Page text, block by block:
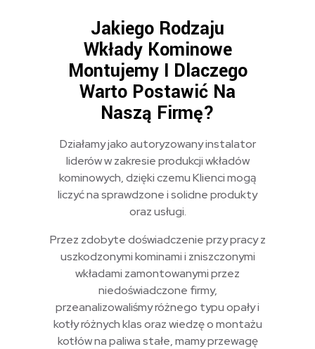
Jakiego Rodzaju
Wkłady Kominowe
Montujemy I Dlaczego
Warto Postawić Na
Naszą Firmę?
Działamy jako autoryzowany instalator
liderów w zakresie produkcji wkładów
kominowych, dzięki czemu Klienci mogą
liczyć na sprawdzone i solidne produkty
oraz usługi.
Przez zdobyte doświadczenie przy pracy z
uszkodzonymi kominami i zniszczonymi
wkładami zamontowanymi przez
niedoświadczone firmy,
przeanalizowaliśmy różnego typu opały i
kotły różnych klas oraz wiedzę o montażu
kotłów na paliwa stałe, mamy przewagę